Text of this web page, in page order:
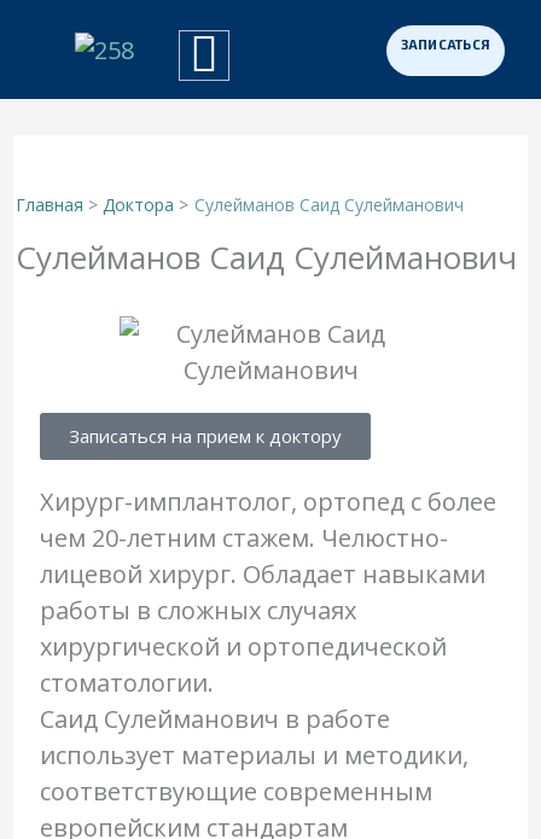
Главная Доктора Сулейманов Саид Сулейманович
Сулейманов Саид Сулейманович
Записаться на прием к доктору
Хирург-имплантолог, ортопед с более
чем 20-летним стажем. Челюстно-
лицевой хирург. Обладает навыками
работы в сложных случаях
хирургической и ортопедической
стоматологии.
Саид Сулейманович в работе
использует материалы и методики,
соответствующие современным
европейским стандартам